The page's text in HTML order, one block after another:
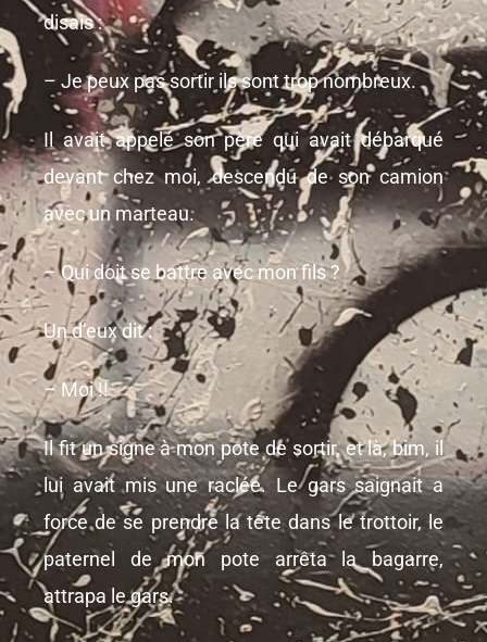
disais :
– Je peux pas sortir ils sont trop nombreux.
Il avait appelé son père qui avait débarqué
devant chez moi, descendu de son camion
avec un marteau.
– Qui doit se battre avec mon fils ?
Un d’eux dit :
– Moi !!
Il fit un signe à mon pote de sortir, et là, bim, il
lui avait mis une raclée. Le gars saignait a
force de se prendre la tête dans le trottoir, le
paternel de mon pote arrêta la bagarre,
attrapa le gars.